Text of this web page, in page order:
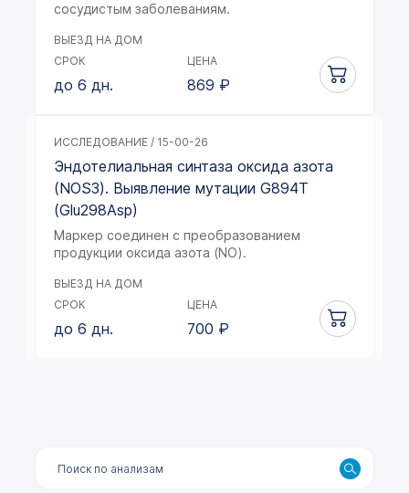
сосудистым заболеваниям.
ВЫЕЗД НА ДОМ
СРОК
до 6 дн.
ЦЕНА
869 ₽
ИССЛЕДОВАНИЕ / 15-00-26
Эндотелиальная синтаза оксида азота
(NOS3). Выявление мутации G894T
(Glu298Asp)
Маркер соединен с преобразованием
продукции оксида азота (NO).
ВЫЕЗД НА ДОМ
СРОК
до 6 дн.
ЦЕНА
700 ₽